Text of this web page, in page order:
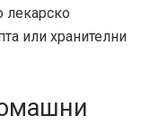
лекарско
или хранителни